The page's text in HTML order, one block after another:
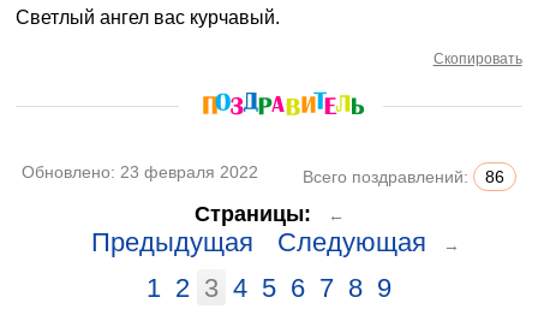
Светлый ангел вас курчавый.
Скопировать
Обновлено: 23 февраля 2022 Всего поздравлений: 86
Страницы: ←
Предыдущая Следующая →
1 2 3 4 5 6 7 8 9